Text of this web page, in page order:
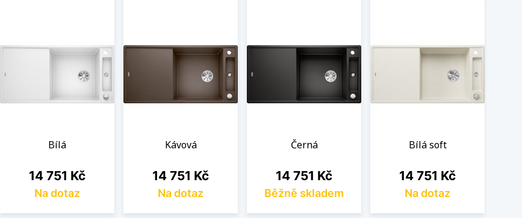
Bílá
Cena
14 751 Kč
Na dotaz
Kávová
Cena
14 751 Kč
Na dotaz
Černá
Cena
14 751 Kč
Běžně skladem
Bílá soft
Cena
14 751 Kč
Na dotaz